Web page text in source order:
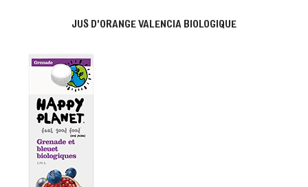
JUS D'ORANGE VALENCIA BIOLOGIQUE